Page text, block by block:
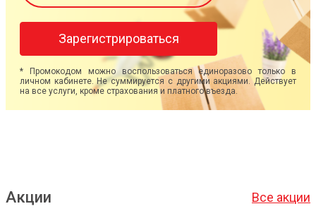
Зарегистрироваться
* Промокодом можно воспользоваться единоразово только в
личном кабинете. Не суммируется с другими акциями. Действует
на все услуги, кроме страхования и платного въезда.
Акции Все акции